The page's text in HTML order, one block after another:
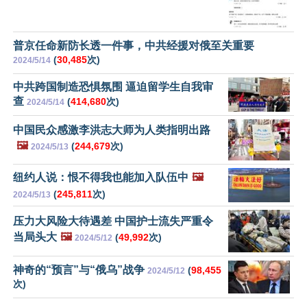
普京任命新防长透一件事，中共经援对俄至关重要
2024/5/14 (30,485次)
中共跨国制造恐惧氛围 逼迫留学生自我审
查 2024/5/14 (414,680次)
中国民众感激李洪志大师为人类指明出路
🖼️ 2024/5/13 (244,679次)
纽约人说：恨不得我也能加入队伍中 🖼️
2024/5/13 (245,811次)
压力大风险大待遇差 中国护士流失严重令
当局头大 🖼️ 2024/5/12 (49,992次)
神奇的“预言”与“俄乌”战争 2024/5/12 (98,455
次)